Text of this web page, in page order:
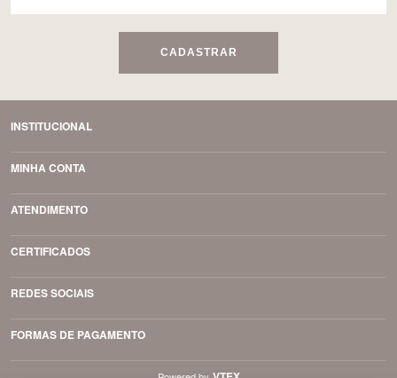
CADASTRAR
INSTITUCIONAL
MINHA CONTA
ATENDIMENTO
CERTIFICADOS
REDES SOCIAIS
FORMAS DE PAGAMENTO